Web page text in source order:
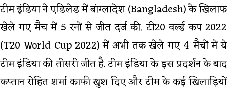
टीम इंडिया ने एडिलेड में बांग्लादेश (Bangladesh) के खिलाफ
खेले गए मैच में 5 रनों से जीत दर्ज की. टी20 वर्ल्ड कप 2022
(T20 World Cup 2022) में अभी तक खेले गए 4 मैचों में ये
टीम इंडिया की तीसरी जीत है. टीम इंडिया के इस प्रदर्शन के बाद
कप्तान रोहित शर्मा काफी खुश दिए और टीम के कई खिलाड़ियों